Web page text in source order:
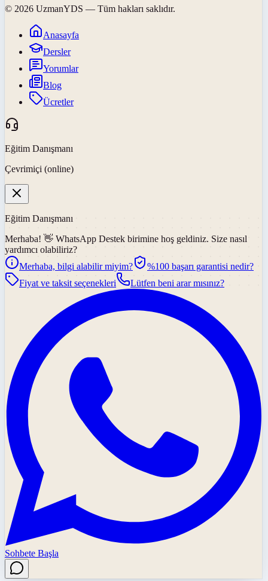
© 2026 UzmanYDS — Tüm hakları saklıdır.
Anasayfa
Dersler
Yorumlar
Blog
Ücretler
Eğitim Danışmanı
Çevrimiçi (online)
Eğitim Danışmanı
Merhaba! 👋 WhatsApp Destek birimine hoş geldiniz. Size nasıl
yardımcı olabiliriz?
Merhaba, bilgi alabilir miyim?
%100 başarı garantisi nedir?
Fiyat ve taksit seçenekleri
Lütfen beni arar mısınız?
Sohbete Başla